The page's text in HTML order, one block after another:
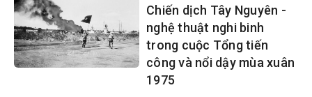
Chiến dịch Tây Nguyên -
nghệ thuật nghi binh
trong cuộc Tổng tiến
công và nổi dậy mùa xuân
1975